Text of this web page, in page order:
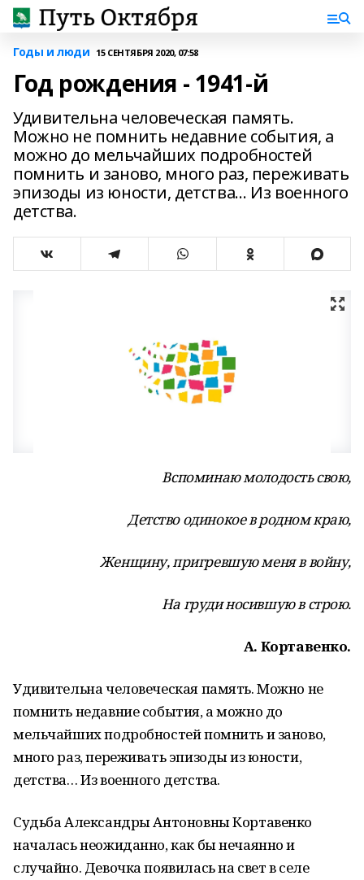
Годы и люди 15 СЕНТЯБРЯ 2020, 07:58
Год рождения - 1941-й
Удивительна человеческая память.
Можно не помнить недавние события, а
можно до мельчайших подробностей
помнить и заново, много раз, переживать
эпизоды из юности, детства… Из военного
детства.
Вспоминаю молодость свою,
Детство одинокое в родном краю,
Женщину, пригревшую меня в войну,
На груди носившую в строю.
А. Кортавенко.
Удивительна человеческая память. Можно не
помнить недавние события, а можно до
мельчайших подробностей помнить и заново,
много раз, переживать эпизоды из юности,
детства… Из военного детства.
Судьба Александры Антоновны Кортавенко
началась неожиданно, как бы нечаянно и
случайно. Девочка появилась на свет в селе